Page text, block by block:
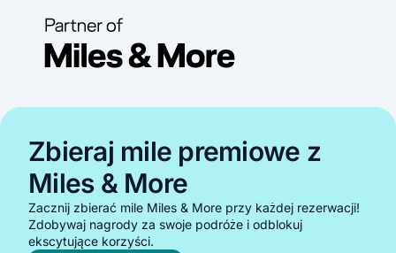
Zbieraj mile premiowe z
Miles & More
Zacznij zbierać mile Miles & More przy każdej rezerwacji!
Zdobywaj nagrody za swoje podróże i odblokuj
ekscytujące korzyści.